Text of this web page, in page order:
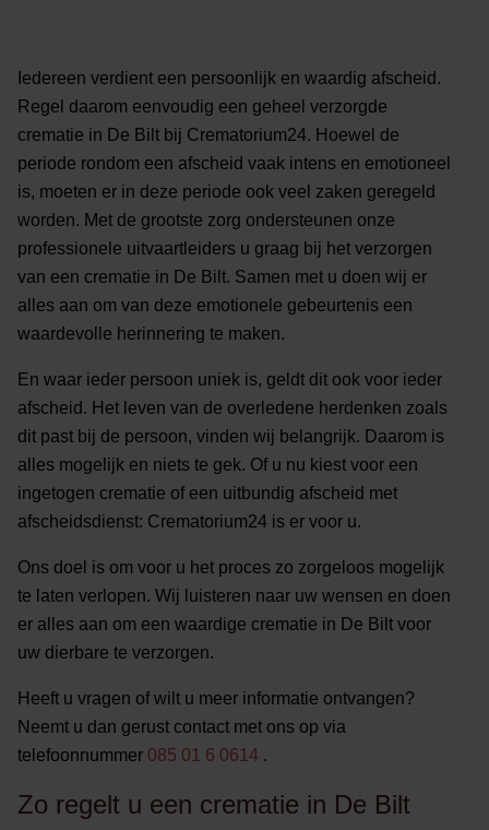
Iedereen verdient een persoonlijk en waardig afscheid.
Regel daarom eenvoudig een geheel verzorgde
crematie in De Bilt bij Crematorium24. Hoewel de
periode rondom een afscheid vaak intens en emotioneel
is, moeten er in deze periode ook veel zaken geregeld
worden. Met de grootste zorg ondersteunen onze
professionele uitvaartleiders u graag bij het verzorgen
van een crematie in De Bilt. Samen met u doen wij er
alles aan om van deze emotionele gebeurtenis een
waardevolle herinnering te maken.
En waar ieder persoon uniek is, geldt dit ook voor ieder
afscheid. Het leven van de overledene herdenken zoals
dit past bij de persoon, vinden wij belangrijk. Daarom is
alles mogelijk en niets te gek. Of u nu kiest voor een
ingetogen crematie of een uitbundig afscheid met
afscheidsdienst: Crematorium24 is er voor u.
Ons doel is om voor u het proces zo zorgeloos mogelijk
te laten verlopen. Wij luisteren naar uw wensen en doen
er alles aan om een waardige crematie in De Bilt voor
uw dierbare te verzorgen.
Heeft u vragen of wilt u meer informatie ontvangen?
Neemt u dan gerust contact met ons op via
telefoonnummer 085 01 6 0614 .
Zo regelt u een crematie in De Bilt